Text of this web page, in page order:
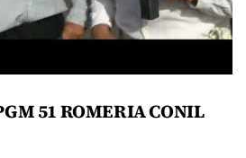
51 ROMERIA CONIL